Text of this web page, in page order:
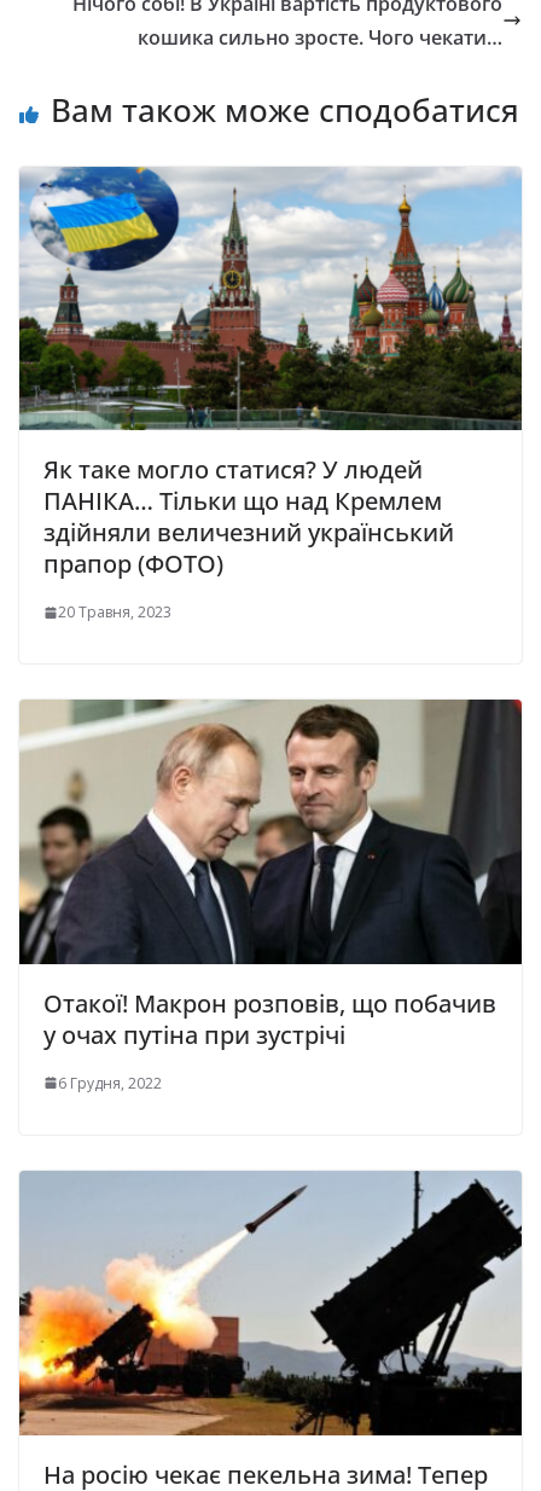
кошика сильно зросте. Чого чекати…
Вам також може сподобатися
Як таке могло статися? У людей
ПАНІКА… Тільки що над Кремлем
здійняли величезний український
прапор (ФОТО)
20 Травня, 2023
Отакої! Макрон розповів, що побачив
у очах путіна при зустрічі
6 Грудня, 2022
На росію чекає пекельна зима! Тепер